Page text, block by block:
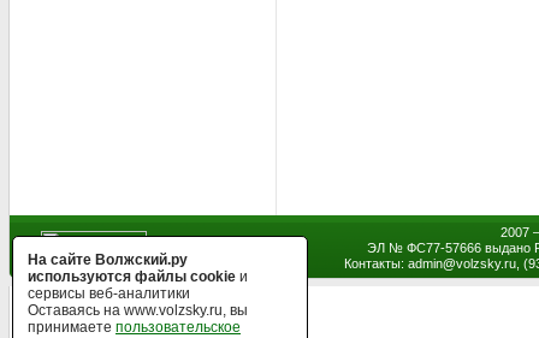
2007
ЭЛ № ФС77-57666 выдано
Контакты: admin@volzsky.ru,
На сайте Волжский.ру
используются файлы cookie и
сервисы веб-аналитики
Оставаясь на www.volzsky.ru, вы
принимаете пользовательское